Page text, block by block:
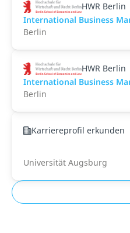
HWR Berlin
International Business
Berlin
HWR Berlin
International Business
Berlin
Karriereprofil erkunden
Universität Augsburg